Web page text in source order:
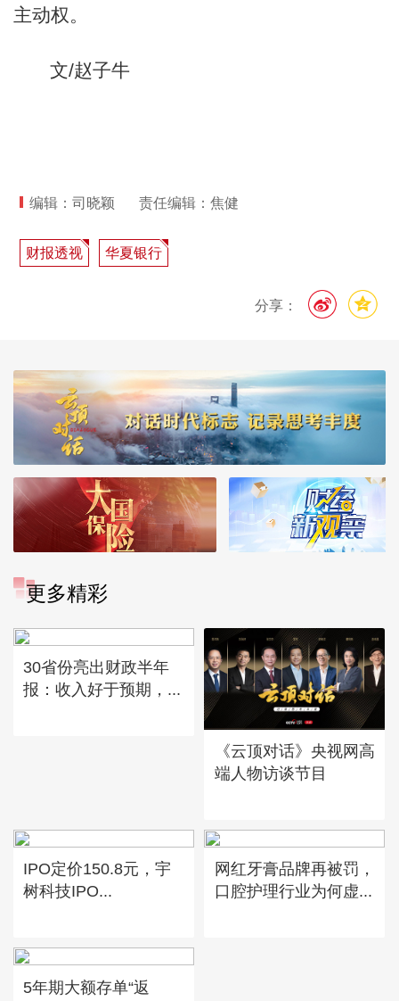
主动权。
文/赵子牛
编辑：司晓颖 责任编辑：焦健
财报透视 华夏银行
分享：
更多精彩
30省份亮出财政半年
报：收入好于预期，...
《云顶对话》央视网高
端人物访谈节目
IPO定价150.8元，宇
树科技IPO...
网红牙膏品牌再被罚，
口腔护理行业为何虚...
5年期大额存单“返